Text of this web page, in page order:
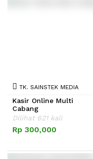
TK. SAINSTEK MEDIA
Kasir Online Multi
Cabang
Dilihat 621 kali
Rp 300,000